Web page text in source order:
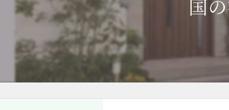
国